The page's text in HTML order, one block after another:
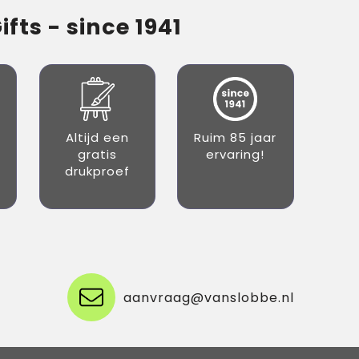
- since 1941
Altijd een
gratis
drukproef
Ruim 85 jaar
ervaring!
aanvraag@vanslobbe.nl